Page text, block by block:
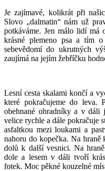
Je zajímavé, kolikrát při
Slovo „dalmatin“ nám už
potkáváme. Jen málo lidí má
krásné plemeno psa a tím
sebevědomí do ukrutných
zaujímá na jejím žebříčku
Lesní cesta skalami končí a
které pokračujeme do leva.
obehnané ohradníky a v dáli
velice rychle a dále pokračuje
asfaltkou mezi loukami a
nahoru do kopečka. Na hraně
dolů k další vesnici. Na
dole a lesem v dáli tvoří
fotek. Moc pěkné kouzelné